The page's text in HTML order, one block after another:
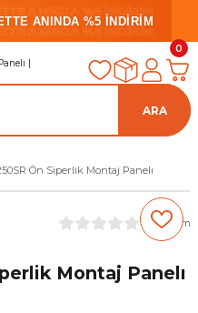
ANINDA %5 İNDİRİM
ANINDA %5 İNDİRİM
ANINDA %5 İNDİRİM
ARA
0
Ön Siperlik Montaj Panelı
(0) Yorum
Montaj Panelı